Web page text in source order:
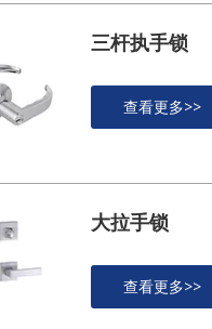
三杆执手锁
查看更多>>
大拉手锁
查看更多>>